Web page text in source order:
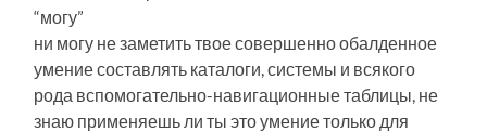
“могу”
ни могу не заметить твое совершенно обалденное
умение составлять каталоги, системы и всякого
рода вспомогательно-навигационные таблицы, не
знаю применяешь ли ты это умение только для